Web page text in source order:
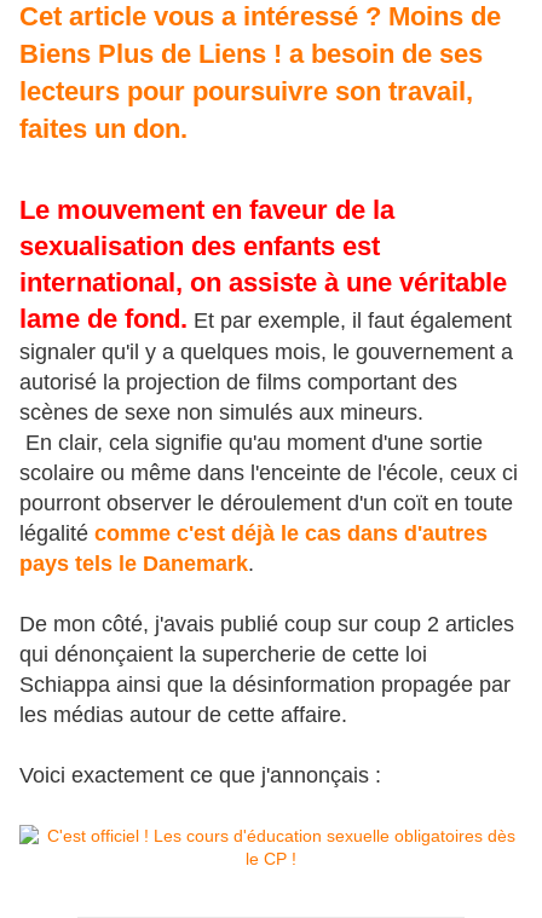
Cet article vous a intéressé ? Moins de
Biens Plus de Liens ! a besoin de ses
lecteurs pour poursuivre son travail,
faites un don.
Le mouvement en faveur de la
sexualisation des enfants est
international, on assiste à une véritable
lame de fond. Et par exemple, il faut également
signaler qu'il y a quelques mois, le gouvernement a
autorisé la projection de films comportant des
scènes de sexe non simulés aux mineurs.
En clair, cela signifie qu'au moment d'une sortie
scolaire ou même dans l'enceinte de l'école, ceux ci
pourront observer le déroulement d'un coït en toute
légalité comme c'est déjà le cas dans d'autres
pays tels le Danemark.
De mon côté, j'avais publié coup sur coup 2 articles
qui dénonçaient la supercherie de cette loi
Schiappa ainsi que la désinformation propagée par
les médias autour de cette affaire.
Voici exactement ce que j'annonçais :